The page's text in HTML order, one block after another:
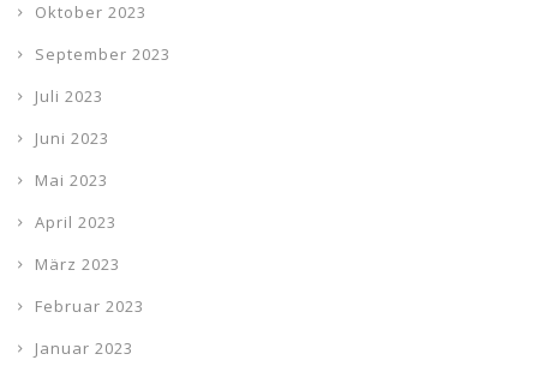
Oktober 2023
September 2023
Juli 2023
Juni 2023
Mai 2023
April 2023
März 2023
Februar 2023
Januar 2023